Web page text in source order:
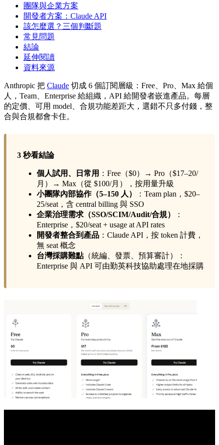
團隊與企業方案
開發者方案：Claude API
該怎麼選？三個判斷題
常見問題
結論
延伸閱讀
資料來源
Anthropic 把 Claude 切成 6 個訂閱層級：Free、Pro、Max 給個
人，Team、Enterprise 給組織，API 給開發者嵌進產品。每層
的定價、可用 model、合規功能差距大，選錯不只多付錢，整
合與合規都會卡住。
3 秒看結論
個人試用、日常用 ：Free（$0）→ Pro（$17–20/
月）→ Max（從 $100/月），按用量升級
小團隊內部協作（5–150 人）
：Team plan，$20–
25/seat，含 central billing 與 SSO
企業治理需求（SSO/SCIM/Audit/合規）
：
Enterprise，$20/seat + usage at API rates
開發者整合到產品 ：Claude API，按 token 計費，
無 seat 概念
台灣採購難點（統編、發票、預算審計）：
Enterprise 與 API 可由勤英科技協助處理在地採購